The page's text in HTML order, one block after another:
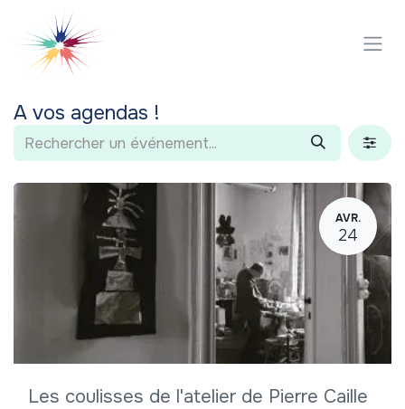
A vos agendas !
AVR.
24
Les coulisses de l'atelier de Pierre Caille